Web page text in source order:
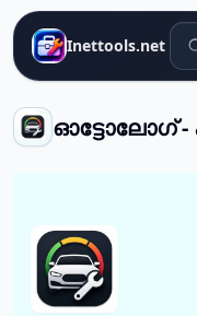
Inettools.net
ഓട്ടോലോഗ്